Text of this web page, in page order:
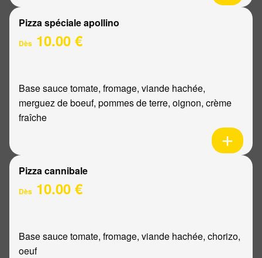
Pizza spéciale apollino
Dès 10.00 €
Base sauce tomate, fromage, viande hachée,
merguez de boeuf, pommes de terre, oignon, crème
fraîche
Pizza cannibale
Dès 10.00 €
Base sauce tomate, fromage, viande hachée, chorizo,
oeuf